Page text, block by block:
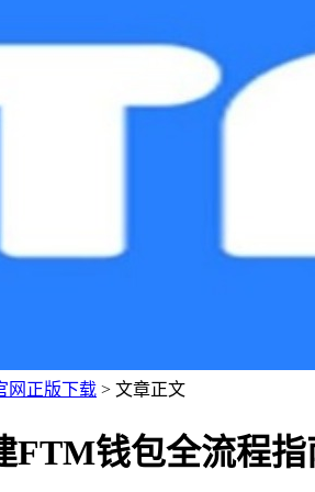
网正版下载 > 文章正文
FTM钱包全流程指